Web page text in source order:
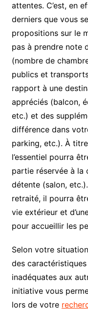
attentes. C’est, en
derniers que vous
propositions sur le
pas à prendre note
(nombre de
publics et
rapport à une
appréciés (balcon,
etc.) et des
différence dans
parking, etc.). À
l’essentiel pourra
partie réservée à la
détente (salon,
retraité, il pourra
vie extérieur et
pour accueillir les
Selon votre
des
inadéquates aux
initiative vous
lors de votre